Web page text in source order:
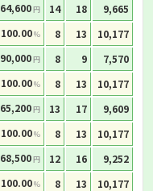
64,600円 14 18
9,665
100.00% 8 13
10,177
90,000円 8 9
7,570
100.00% 8 13
10,177
65,200円 13 17
9,609
100.00% 8 13
10,177
68,500円 12 16
9,252
100.00% 8 13
10,177